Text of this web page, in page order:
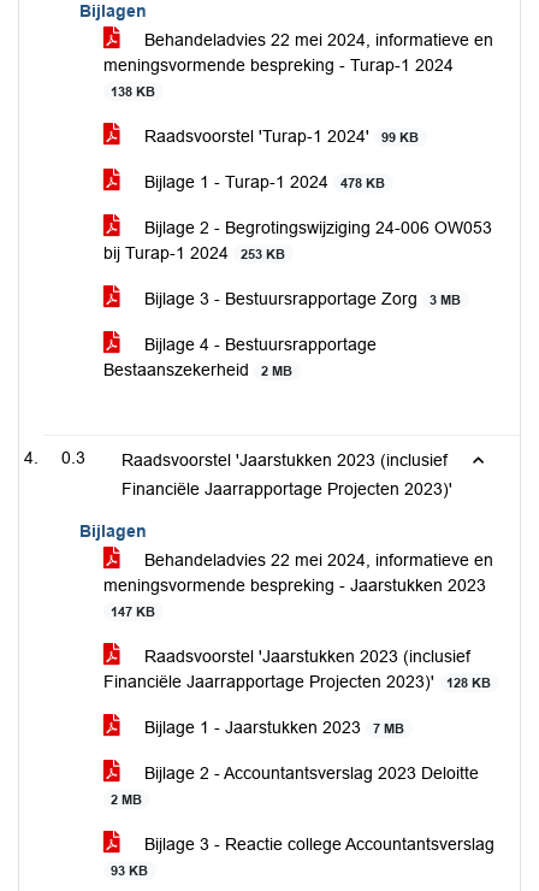
Bijlagen
Behandeladvies 22 mei 2024, informatieve en
meningsvormende bespreking - Turap-1 2024
138 KB
Raadsvoorstel 'Turap-1 2024' 99 KB
Bijlage 1 - Turap-1 2024 478 KB
Bijlage 2 - Begrotingswijziging 24-006 OW053
bij Turap-1 2024
253 KB
Bijlage 3 - Bestuursrapportage Zorg 3 MB
Bijlage 4 - Bestuursrapportage
Bestaanszekerheid
2 MB
0.3
Raadsvoorstel 'Jaarstukken 2023 (inclusief
Financiële Jaarrapportage Projecten 2023)'
Bijlagen
Behandeladvies 22 mei 2024, informatieve en
meningsvormende bespreking - Jaarstukken 2023
147 KB
Raadsvoorstel 'Jaarstukken 2023 (inclusief
Financiële Jaarrapportage Projecten 2023)'
128 KB
Bijlage 1 - Jaarstukken 2023 7 MB
Bijlage 2 - Accountantsverslag 2023 Deloitte
2 MB
Bijlage 3 - Reactie college Accountantsverslag
93 KB